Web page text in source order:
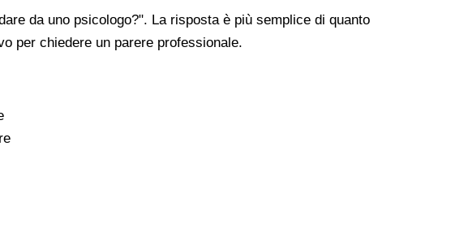
da uno psicologo?". La risposta è più semplice di quanto
per chiedere un parere professionale.